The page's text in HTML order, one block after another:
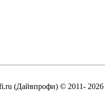
(Дайвпрофи) © 2011- 2026